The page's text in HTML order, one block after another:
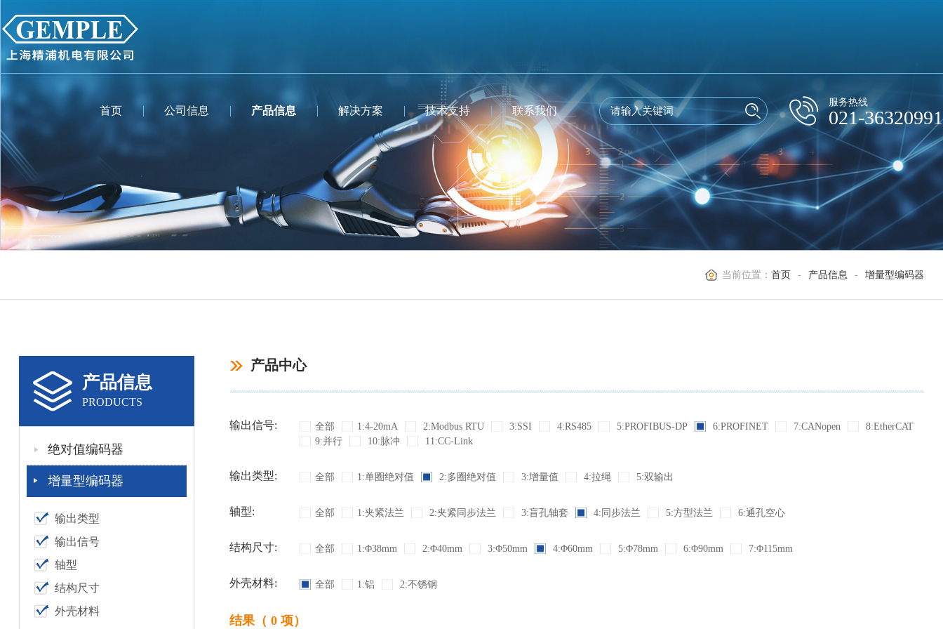
首页 公司信息 产品信息 解决方案 技术支持 联系我们
服务热线
021-36320991
当前位置：首页 - 产品信息 - 增量型编码器
产品信息
PRODUCTS
绝对值编码器
增量型编码器
输出类型
输出信号
轴型
结构尺寸
外壳材料
产品中心
输出信号: 全部 1:4-20mA 2:Modbus RTU 3:SSI 4:RS485 5:PROFIBUS-DP 6:PROFINET 7:CANopen
8:EtherCAT
9:并行
10:脉冲 11:CC-Link
输出类型: 全部 1:单圈绝对值 2:多圈绝对值 3:增量值 4:拉绳 5:双输出
轴型: 全部 1:夹紧法兰 2:夹紧同步法兰 3:盲孔轴套 4:同步法兰 5:方型法兰 6:通孔空心
结构尺寸: 全部 1:Φ38mm 2:Φ40mm 3:Φ50mm 4:Φ60mm 5:Φ78mm 6:Φ90mm 7:Φ115mm
外壳材料: 全部 1:铝 2:不锈钢
结果（ 0 项）